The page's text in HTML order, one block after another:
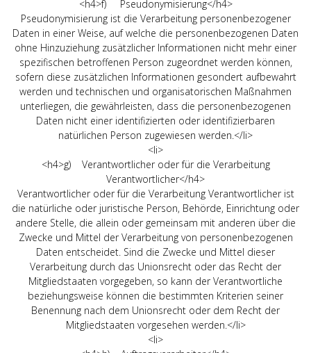
<h4>f) Pseudonymisierung</h4>
Pseudonymisierung ist die Verarbeitung personenbezogener
Daten in einer Weise, auf welche die personenbezogenen Daten
ohne Hinzuziehung zusätzlicher Informationen nicht mehr einer
spezifischen betroffenen Person zugeordnet werden können,
sofern diese zusätzlichen Informationen gesondert aufbewahrt
werden und technischen und organisatorischen Maßnahmen
unterliegen, die gewährleisten, dass die personenbezogenen
Daten nicht einer identifizierten oder identifizierbaren
natürlichen Person zugewiesen werden.</li>
<li>
<h4>g) Verantwortlicher oder für die Verarbeitung
Verantwortlicher</h4>
Verantwortlicher oder für die Verarbeitung Verantwortlicher ist
die natürliche oder juristische Person, Behörde, Einrichtung oder
andere Stelle, die allein oder gemeinsam mit anderen über die
Zwecke und Mittel der Verarbeitung von personenbezogenen
Daten entscheidet. Sind die Zwecke und Mittel dieser
Verarbeitung durch das Unionsrecht oder das Recht der
Mitgliedstaaten vorgegeben, so kann der Verantwortliche
beziehungsweise können die bestimmten Kriterien seiner
Benennung nach dem Unionsrecht oder dem Recht der
Mitgliedstaaten vorgesehen werden.</li>
<li>